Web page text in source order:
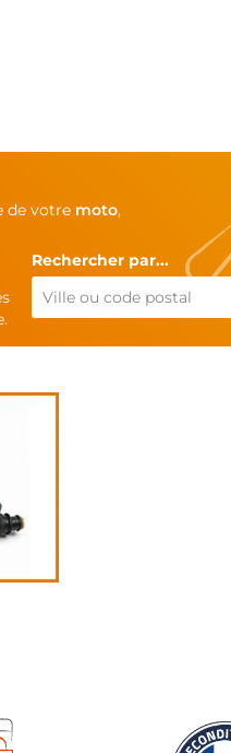
de votre moto,
Rechercher par...